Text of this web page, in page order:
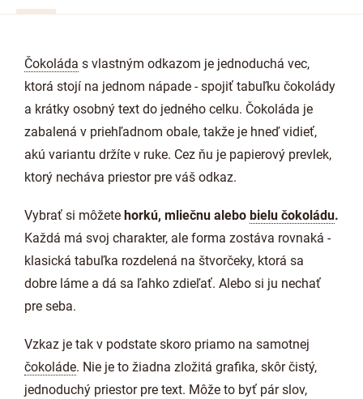
Čokoláda s vlastným odkazom je jednoduchá vec,
ktorá stojí na jednom nápade - spojiť tabuľku čokolády
a krátky osobný text do jedného celku. Čokoláda je
zabalená v priehľadnom obale, takže je hneď vidieť,
akú variantu držíte v ruke. Cez ňu je papierový prevlek,
ktorý necháva priestor pre váš odkaz.
Vybrať si môžete horkú, mliečnu alebo bielu čokoládu.
Každá má svoj charakter, ale forma zostáva rovnaká -
klasická tabuľka rozdelená na štvorčeky, ktorá sa
dobre láme a dá sa ľahko zdieľať. Alebo si ju nechať
pre seba.
Vzkaz je tak v podstate skoro priamo na samotnej
čokoláde. Nie je to žiadna zložitá grafika, skôr čistý,
jednoduchý priestor pre text. Môže to byť pár slov,